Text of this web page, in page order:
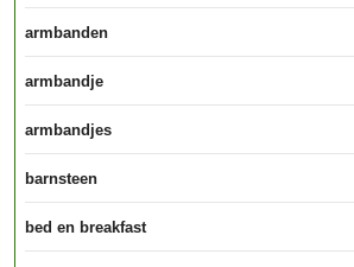
armbanden
armbandje
armbandjes
barnsteen
bed en breakfast